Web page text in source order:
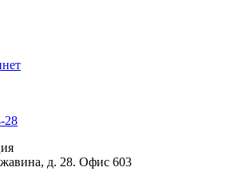
28
д. 28. Офис 603